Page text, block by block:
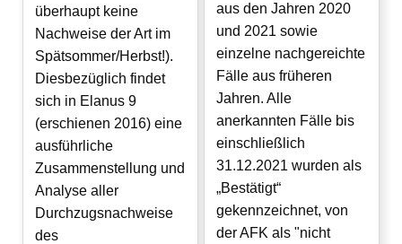
überhaupt keine
Nachweise der Art im
Spätsommer/Herbst!).
Diesbezüglich findet
sich in Elanus 9
(erschienen 2016) eine
ausführliche
Zusammenstellung und
Analyse aller
Durchzugsnachweise
des
aus den Jahren 2020
und 2021 sowie
einzelne nachgereichte
Fälle aus früheren
Jahren. Alle
anerkannten Fälle bis
einschließlich
31.12.2021 wurden als
„Bestätigt“
gekennzeichnet, von
der AFK als "nicht